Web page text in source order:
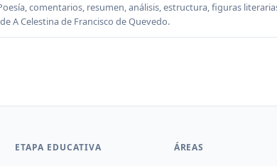
comentarios, resumen, análisis, estructura, figuras
A Celestina de Francisco de Quevedo.
ETAPA EDUCATIVA ÁREAS